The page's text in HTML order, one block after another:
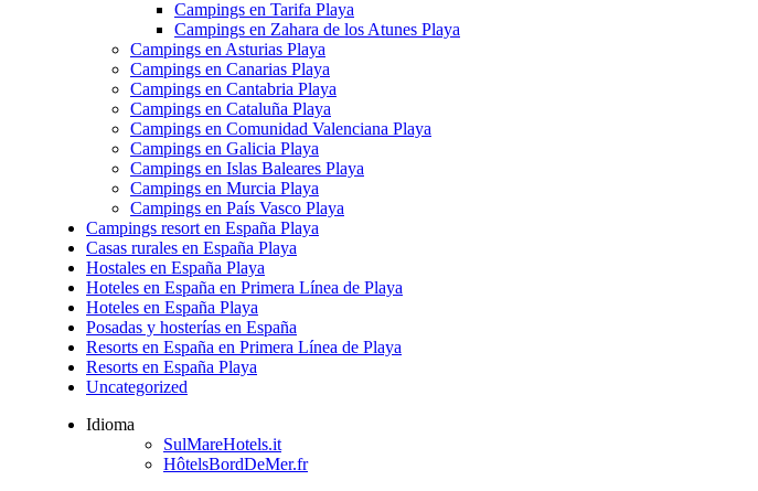
Campings en Tarifa Playa
Campings en Zahara de los Atunes Playa
Campings en Asturias Playa
Campings en Canarias Playa
Campings en Cantabria Playa
Campings en Cataluña Playa
Campings en Comunidad Valenciana Playa
Campings en Galicia Playa
Campings en Islas Baleares Playa
Campings en Murcia Playa
Campings en País Vasco Playa
Campings resort en España Playa
Casas rurales en España Playa
Hostales en España Playa
Hoteles en España en Primera Línea de Playa
Hoteles en España Playa
Posadas y hosterías en España
Resorts en España en Primera Línea de Playa
Resorts en España Playa
Uncategorized
Idioma
SulMareHotels.it
HôtelsBordDeMer.fr